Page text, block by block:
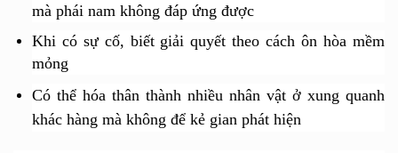
mà phái nam không đáp ứng được
Khi có sự cố, biết giải quyết theo cách ôn hòa mềm
mỏng
Có thể hóa thân thành nhiều nhân vật ở xung quanh
khác hàng mà không để kẻ gian phát hiện